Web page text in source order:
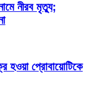
নীরব মৃত্যু;
হওয়া প্রোবায়োটিকে